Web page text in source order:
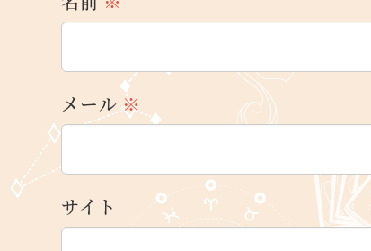
メール※
サイト